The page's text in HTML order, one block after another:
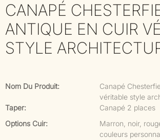
CANAPÉ
ANTIQUE EN CUIR
STYLE
Nom Du Produit:
Canapé
véritable style
Taper:
Canapé 2 places
Options Cuir:
Marron, noir,
couleurs